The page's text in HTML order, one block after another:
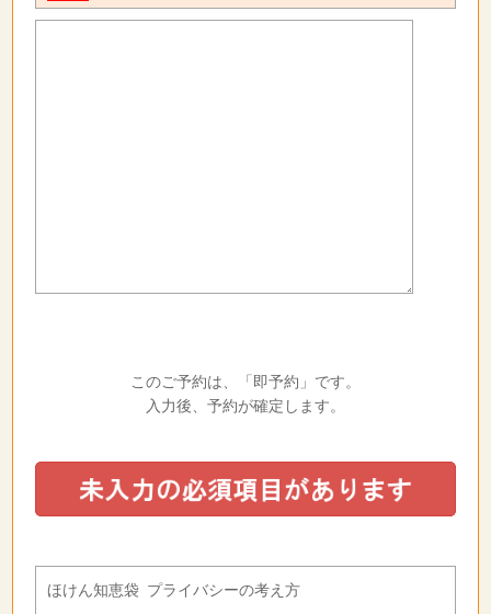
このご予約は、「即予約」です。
入力後、予約が確定します。
ほけん知恵袋 プライバシーの考え方